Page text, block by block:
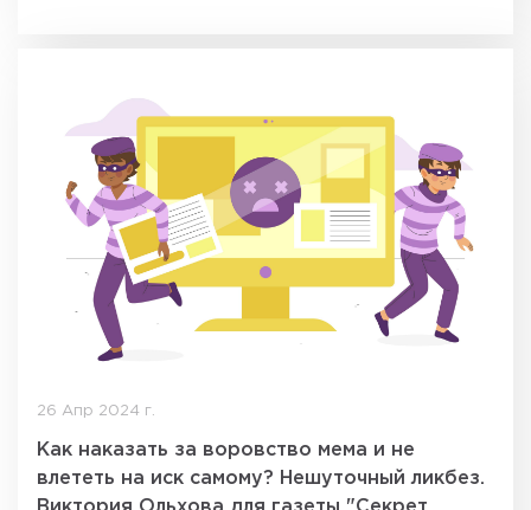
26 Апр 2024 г.
Как наказать за воровство мема и не
влететь на иск самому? Нешуточный ликбез.